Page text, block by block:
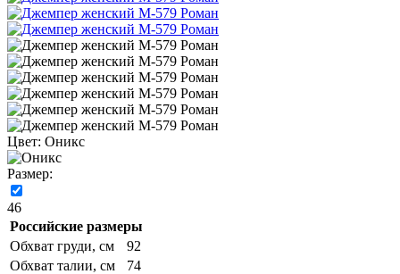
Цвет: Оникс
Размер:
46
Российские размеры
Обхват груди, см
92
Обхват талии, см
74